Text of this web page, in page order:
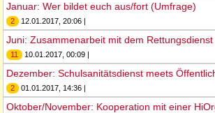
Januar: Wer bildet euch aus/fort (Umfrage)
2 12.01.2017, 20:06 |
Juni: Zusammenarbeit mit dem Rettungsdienst
11 10.01.2017, 00:09 |
Dezember: Schulsanitätsdienst meets
2 01.01.2017, 14:36 |
Oktober/November: Kooperation mit einer